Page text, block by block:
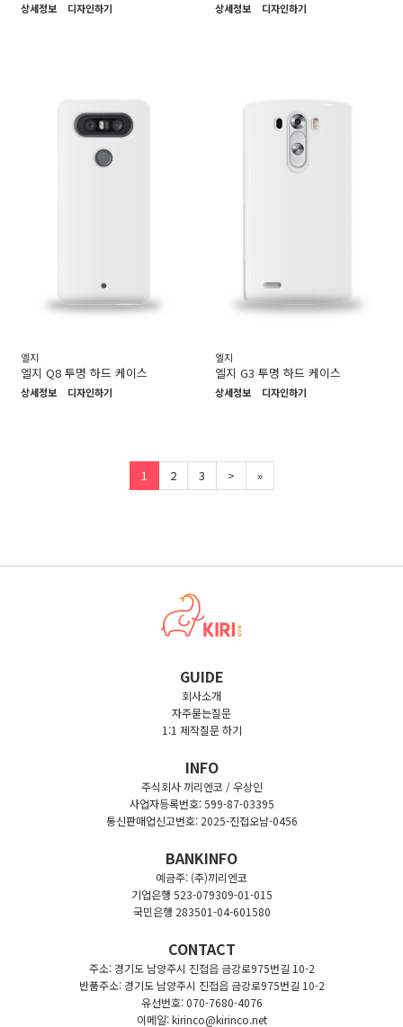
상세정보 디자인하기 상세정보 디자인하기
엘지
엘지 Q8 투명 하드 케이스
상세정보 디자인하기
엘지
엘지 G3 투명 하드 케이스
상세정보 디자인하기
1 2 3 > »
GUIDE
회사소개
자주묻는질문
1:1 제작질문 하기
INFO
주식회사 끼리엔코 / 우상인
사업자등록번호: 599-87-03395
통신판매업신고번호: 2025-진접오남-0456
BANKINFO
예금주: (주)끼리엔코
기업은행 523-079309-01-015
국민은행 283501-04-601580
CONTACT
주소: 경기도 남양주시 진접읍 금강로975번길 10-2
반품주소: 경기도 남양주시 진접읍 금강로975번길 10-2
유선번호: 070-7680-4076
이메일: kirinco@kirinco.net